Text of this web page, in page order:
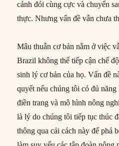
cảnh đói cùng cực và chuyển
thực. Nhưng vấn đề vẫn chưa
Mâu thuẫn cơ bản nằm ở việc
Brazil không thể tiếp cận chế
sinh lý cơ bản của họ. Vấn đề
quyết nếu chúng tôi có đủ
điền trang và mô hình nông
là lý do chúng tôi tiếp tục thúc
thông qua cải cách này để phá